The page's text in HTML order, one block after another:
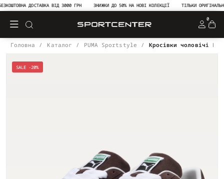
ДОСТАВКА ВІД 3000 ГРН ЗНИЖКИ ДО 50% НА НОВІ КОЛЕКЦІЇ ТІЛЬКИ ОРИГІНАЛЬНА
0
Головна Каталог PUMA Sportstyle Кросівки чоловічі
SALE -20%